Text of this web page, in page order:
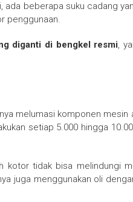
beberapa suku cadang
penggunaan.
diganti di bengkel resmi,
melumasi komponen
setiap 5.000 hingga
kotor tidak bisa melindungi
juga menggunakan oli